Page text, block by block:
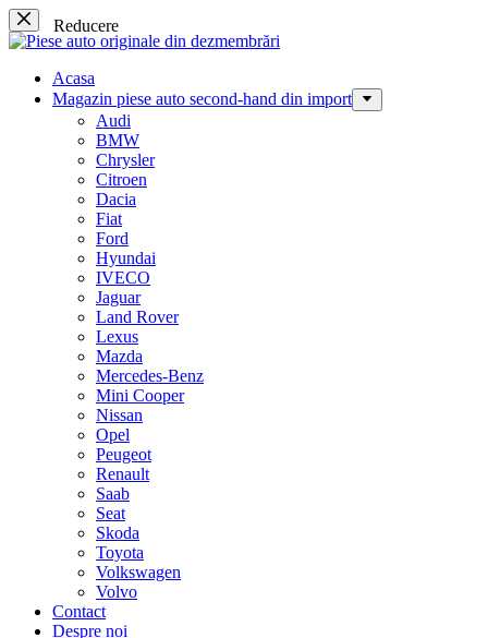
Sari
la
Acasa
Magazin piese auto second-hand din import
Audi
BMW
Chrysler
Citroen
Dacia
Fiat
Ford
Hyundai
IVECO
Jaguar
Land Rover
Lexus
Mazda
Mercedes-Benz
Mini Cooper
Nissan
Opel
Peugeot
Renault
Saab
Seat
Skoda
Toyota
Volkswagen
Volvo
Contact
Despre noi
Reducere